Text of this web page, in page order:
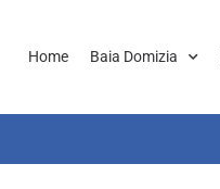
Home Baia Domizia